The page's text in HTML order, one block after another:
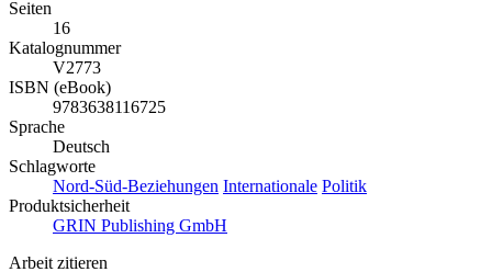
Seiten
16
Katalognummer
V2773
ISBN (eBook)
9783638116725
Sprache
Deutsch
Schlagworte
Nord-Süd-Beziehungen Internationale Politik
Produktsicherheit
GRIN Publishing GmbH
Arbeit zitieren